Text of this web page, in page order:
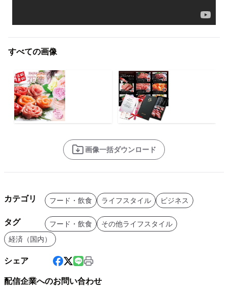
すべての画像
画像一括ダウンロード
カテゴリ フード・飲食 ライフスタイル ビジネス
タグ フード・飲食
その他ライフスタイル
経済（国内）
シェア
配信企業へのお問い合わせ